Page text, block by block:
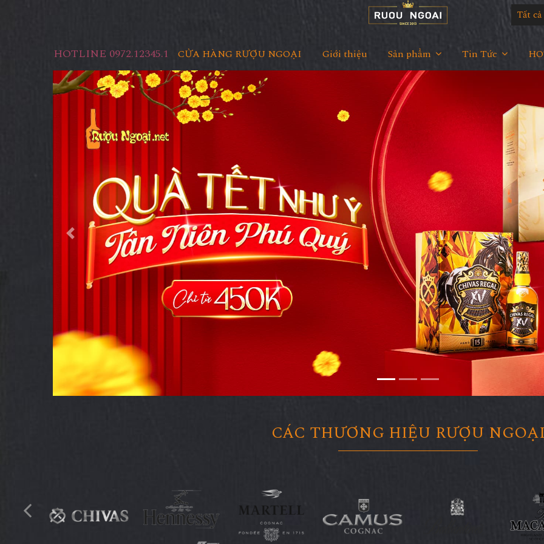
Tất
CỬA HÀNG RƯỢU NGOẠI Giới thiệu Sản phẩm Tin Tức
HOTLINE 0972.12345.1
RƯỢU DÀNH RIÊNG CHO
CHƠI GOLF
Previous
CÁC THƯƠNG HIỆU RƯỢU